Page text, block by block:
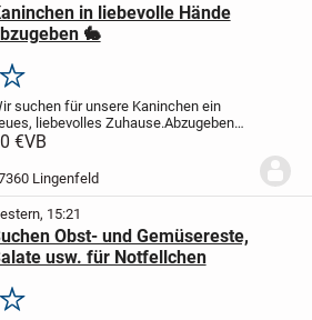
in liebevolle Hände
🐇
Merken
suchen für unsere Kaninchen ein
liebevolles Zuhause.Abzugeben
* 2 schwarze Kaninchen
weißes Kaninchen
€VB
Lingenfeld
15:21
Obst- und Gemüsereste,
usw. für Notfellchen
Merken